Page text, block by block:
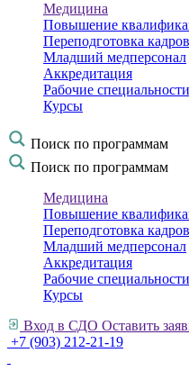
Медицина
Повышение
Переподготовка кадров
Младший медперсонал
Аккредитация
Рабочие специальности
Курсы
Поиск по программам
Поиск по программам
Медицина
Повышение
Переподготовка кадров
Младший медперсонал
Аккредитация
Рабочие специальности
Курсы
Вход в СДО Оставить
+7 (903) 212-21-19